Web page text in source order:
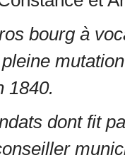
bourg à
1840.
dont fit